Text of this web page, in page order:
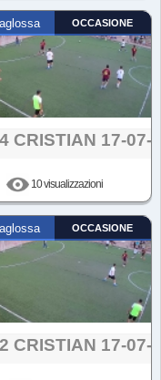
OCCASIONE
CRISTIAN 17-07-
10 visualizzazioni
OCCASIONE
CRISTIAN 17-07-